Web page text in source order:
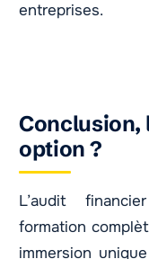
entreprises.
Conclusion,
option ?
L’audit
formation
immersion